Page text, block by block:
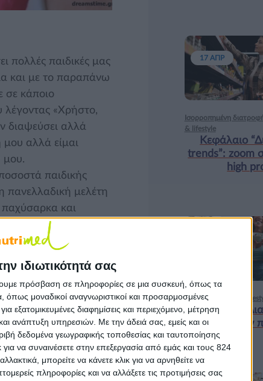
ιδιωτικότητά σας
πρόσβαση σε πληροφορίες σε μια συσκευή, όπως τα
μοναδικοί αναγνωριστικοί και προσαρμοσμένες
διαφημίσεις και περιεχόμενο, μέτρηση
ανάπτυξη υπηρεσιών. Με την άδειά σας, εμείς και οι
δεδομένα γεωγραφικής τοποθεσίας και ταυτοποίησης
να συναινέσετε στην επεξεργασία από εμάς και τους 824
μπορείτε να κάνετε κλικ για να αρνηθείτε να
πληροφορίες και να αλλάξετε τις προτιμήσεις σας
πολλές παιδικές μας
και με το παραπάνω
σε κάποιο
λέγοντας «Χρήστο,
διαψεύσει αλλά
μου αλλά είμαι
μου.
παιδικής
πανελλαδική μελέτη
και
ήταν
στο 12,9% και
πρόβλημα
τους γονείς
ηλικία.
έχει αποδειχθεί
είναι και οι
του σωματικού
Ισορροπημένη
& lifestyle
Κεφάλαιο
trends”: zoοm
high
17 ΑΠΡ
Υγεία, διατροφή &
Κεφάλαιο
και μετά την